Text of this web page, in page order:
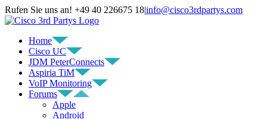
Rufen Sie uns an! +49 40 226675 18|info@cisco3rdpartys.com
Home
Cisco UC
JDM PeterConnects
Aspiria TiM
VoIP Monitoring
Forums
Apple
Android